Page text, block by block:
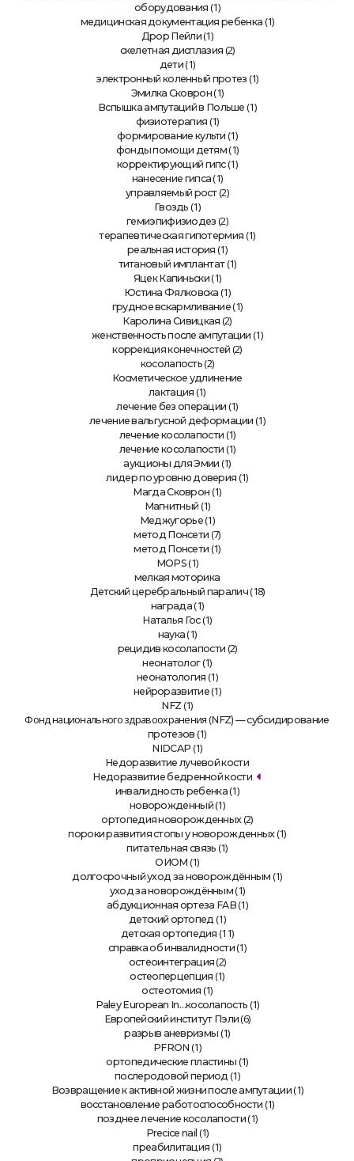
оборудования (1)
медицинская документация ребенка (1)
Дрор Пейли(1)
скелетная дисплазия (2)
дети (1)
электронный коленный протез (1)
Эмилка Сковрон (1)
Вспышка ампутаций в Польше (1)
физиотерапия (1)
формирование культи (1)
фонды помощи детям (1)
корректирующий гипс(1)
нанесение гипса (1)
управляемый рост(2)
Гвоздь (1)
гемиэпифизиодез (2)
терапевтическая гипотермия (1)
реальная история (1)
титановый имплантат(1)
Яцек Капиньски (1)
Юстина Фялковска (1)
грудное вскармливание (1)
Каролина Сивицкая (2)
женственность после ампутации (1)
коррекция конечностей (2)
косолапость (2)
Косметическое удлинение
лактация (1)
лечение без операции (1)
лечение вальгусной деформации (1)
лечение косолапости (1)
лечение косолапости (1)
аукционы для Эмии (1)
лидер по уровню доверия (1)
Магда Сковрон (1)
Магнитный (1)
Меджугорье(1)
метод Понсети (7)
метод Понсети (1)
MOPS (1)
мелкая моторика
Детский церебральный паралич(18)
награда(1)
Наталья Гос(1)
наука (1)
рецидив косолапости (2)
неонатолог(1)
неонатология (1)
нейроразвитие(1)
NFZ (1)
Фонд национального здравоохранения (NFZ) — субсидирование
протезов (1)
NIDCAP (1)
Недоразвитие лучевой кости
Недоразвитие бедренной кости
инвалидность ребенка(1)
новорожденный(1)
ортопедия новорожденных(2)
пороки развития стопы у новорожденных(1)
питательная связь (1)
ОИОМ (1)
долгосрочный уход за новорождённым (1)
уход за новорождённым (1)
абдукционная ортеза FAB(1)
детский ортопед (1)
детская ортопедия (11)
справка об инвалидности(1)
остеоинтеграция (2)
остеоперцепция (1)
остеотомия (1)
Paley European In…косолапость (1)
Европейский институт Пэли (6)
разрыв аневризмы (1)
PFRON (1)
ортопедические пластины (1)
послеродовой период (1)
Возвращение к активной жизни после ампутации (1)
восстановление работоспособности (1)
позднее лечение косолапости(1)
Precice nail (1)
преабилитация (1)